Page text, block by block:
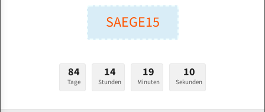
Länge (mm):
Stärken + Zahnteilung:
mm
Bandmesser Glatt Meterware
Konvex Meterware
SAEGE15
84
Tage
14
Stunden
19
Minuten
09
Sekunden